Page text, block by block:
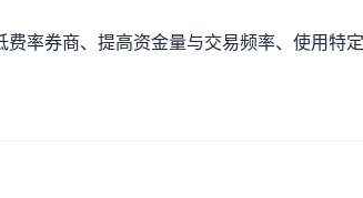
率券商、提高资金量与交易频率、使用特